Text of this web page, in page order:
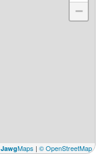
−
JawgMaps | © OpenStreetMap